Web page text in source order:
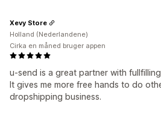
u-send is a great partner with
It gives me more free hands to do
dropshipping business.
Xevy Store
Holland (Nederlandene)
Cirka en måned bruger appen